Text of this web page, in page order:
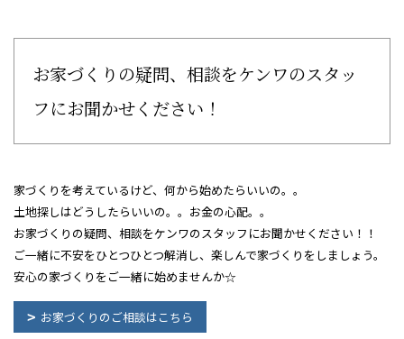
お家づくりの疑問、相談をケンワのスタッ
フにお聞かせください！
家づくりを考えているけど、 何から始めたらいいの。。
土地探しはどうしたらいいの。。お金の心配。。
お家づくりの疑問、相談をケンワのスタッフにお聞かせください！！
ご一緒に不安をひとつひとつ解消し、楽しんで家づくりをしましょう。
安心の家づくりをご一緒に始めませんか☆
お家づくりのご相談はこちら